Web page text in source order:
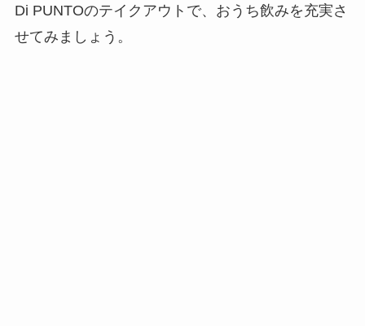
Di PUNTOのテイクアウトで、おうち飲みを充実さ
せてみましょう。